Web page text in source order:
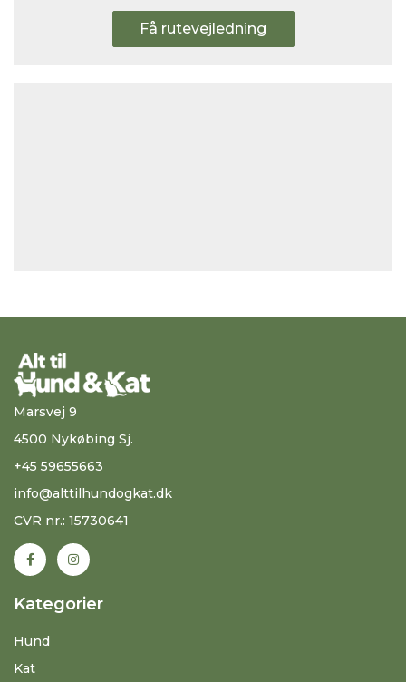
Få rutevejledning
Marsvej 9
4500 Nykøbing Sj.
+45 59655663
info@alttilhundogkat.dk
CVR nr.: 15730641
Kategorier
Hund
Kat